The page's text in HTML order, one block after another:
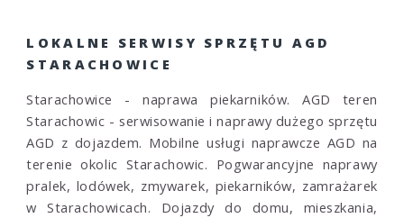
LOKALNE SERWISY SPRZĘTU AGD
STARACHOWICE
Starachowice - naprawa piekarników. AGD teren
Starachowic - serwisowanie i naprawy dużego sprzętu
AGD z dojazdem. Mobilne usługi naprawcze AGD na
terenie okolic Starachowic. Pogwarancyjne naprawy
pralek, lodówek, zmywarek, piekarników, zamrażarek
w Starachowicach. Dojazdy do domu, mieszkania,